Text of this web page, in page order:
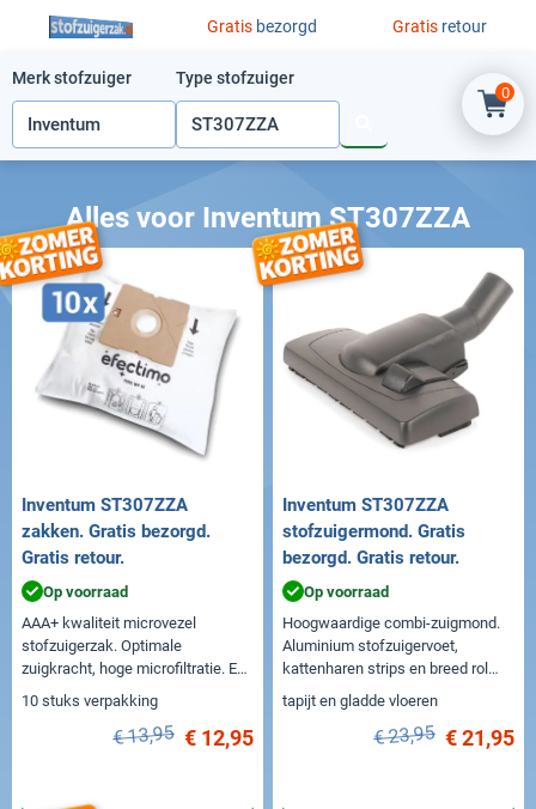
Ga naar de inhoud
Gratis bezorgd Gratisretour
0
Merk stofzuiger Type stofzuiger
Alles voor Inventum ST307ZZA
Inventum ST307ZZA
zakken. Gratis bezorgd.
Gratis retour.
Op voorraad
AAA+ kwaliteit microvezel
stofzuigerzak. Optimale
zuigkracht, hoge microfiltratie. Een
prachtig kwaliteitsproduct.
10 stuks verpakking
€ 12,95
€ 13,95
Inventum ST307ZZA
stofzuigermond. Gratis
bezorgd. Gratis retour.
Op voorraad
Hoogwaardige combi-zuigmond.
Aluminium stofzuigervoet,
kattenharen strips en breed rol
element.
tapijt en gladde vloeren
€ 21,95
€ 23,95